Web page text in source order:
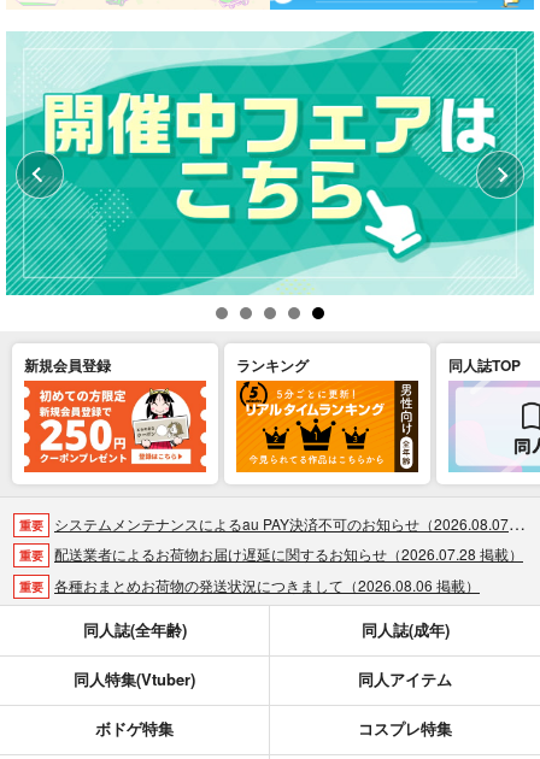
新規会員登録 ランキング 同人誌TOP
重要 システムメンテナンスによるau PAY決済不可のお知らせ（2026.08.07 掲載）
重要 配送業者によるお荷物お届け遅延に関するお知らせ（2026.07.28 掲載）
重要 各種おまとめお荷物の発送状況につきまして（2026.08.06 掲載）
おまとめサイクル「定期便(月2)」一般会員様の利用再開のお知らせ（2026.02.05 掲載）
重要 「とらのあな×駿河屋日本橋乙女同人誌館」通販店頭受取サービス開始のお知らせ（2026.01.05 更新｜2025.12.30 掲載）
【2025/12/1より】「通販ポイント⇒とらコイン変換キャンペーン」終了のお知らせ（2025.11.21 掲載）
同人誌(全年齢) 同人誌(成年)
同人特集(Vtuber) 同人アイテム
ボドゲ特集 コスプレ特集